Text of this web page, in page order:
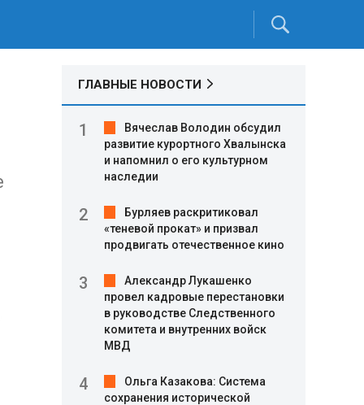
ГЛАВНЫЕ НОВОСТИ
Вячеслав Володин обсудил
развитие курортного Хвалынска
и напомнил о его культурном
наследии
Бурляев раскритиковал
«теневой прокат» и призвал
продвигать отечественное кино
Александр Лукашенко
провел кадровые перестановки
в руководстве Следственного
комитета и внутренних войск
МВД
Ольга Казакова: Система
сохранения исторической